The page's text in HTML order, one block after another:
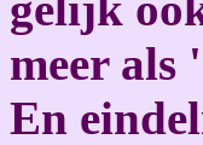
meer als
En